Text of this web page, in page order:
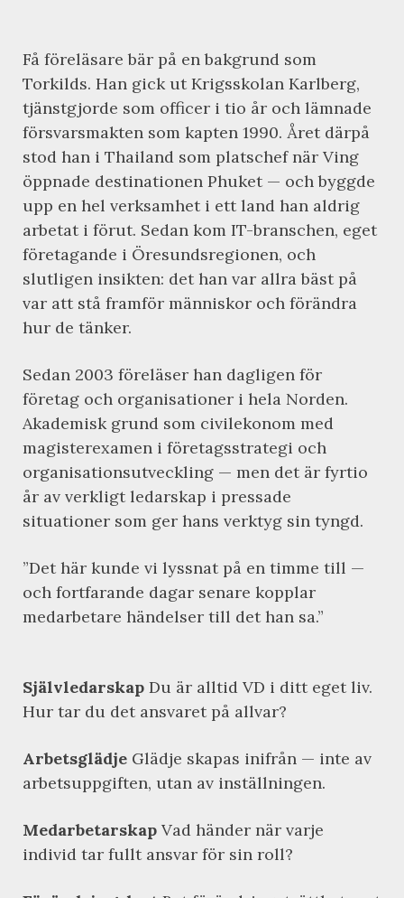
Få föreläsare bär på en bakgrund som
Torkilds. Han gick ut Krigsskolan Karlberg,
tjänstgjorde som officer i tio år och lämnade
försvarsmakten som kapten 1990. Året därpå
stod han i Thailand som platschef när Ving
öppnade destinationen Phuket — och byggde
upp en hel verksamhet i ett land han aldrig
arbetat i förut. Sedan kom IT-branschen, eget
företagande i Öresundsregionen, och
slutligen insikten: det han var allra bäst på
var att stå framför människor och förändra
hur de tänker.
Sedan 2003 föreläser han dagligen för
företag och organisationer i hela Norden.
Akademisk grund som civilekonom med
magisterexamen i företagsstrategi och
organisationsutveckling — men det är fyrtio
år av verkligt ledarskap i pressade
situationer som ger hans verktyg sin tyngd.
”Det här kunde vi lyssnat på en timme till —
och fortfarande dagar senare kopplar
medarbetare händelser till det han sa.”
Självledarskap Du är alltid VD i ditt eget liv.
Hur tar du det ansvaret på allvar?
Arbetsglädje Glädje skapas inifrån — inte av
arbetsuppgiften, utan av inställningen.
Medarbetarskap Vad händer när varje
individ tar fullt ansvar för sin roll?